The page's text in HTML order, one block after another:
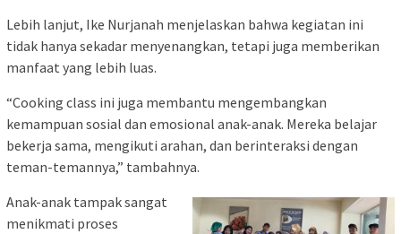
Lebih lanjut, Ike Nurjanah menjelaskan bahwa kegiatan ini
tidak hanya sekadar menyenangkan, tetapi juga memberikan
manfaat yang lebih luas.
“Cooking class ini juga membantu mengembangkan
kemampuan sosial dan emosional anak-anak. Mereka belajar
bekerja sama, mengikuti arahan, dan berinteraksi dengan
teman-temannya,” tambahnya.
Anak-anak tampak sangat
menikmati proses